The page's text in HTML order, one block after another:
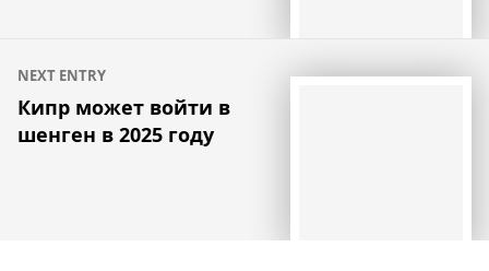
NEXT ENTRY
Кипр может войти в
шенген в 2025 году